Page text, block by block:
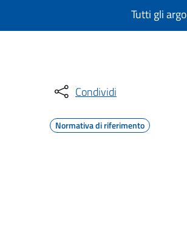
Tutti gli
Condividi
Normativa di riferimento